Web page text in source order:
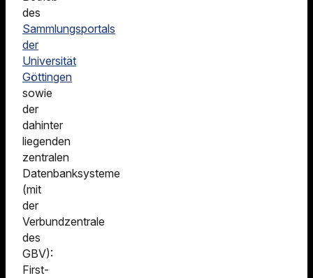
des
Sammlungsportals
der
Universität
Göttingen
sowie
der
dahinter
liegenden
zentralen
Datenbanksysteme
(mit
der
Verbundzentrale
des
GBV):
First-